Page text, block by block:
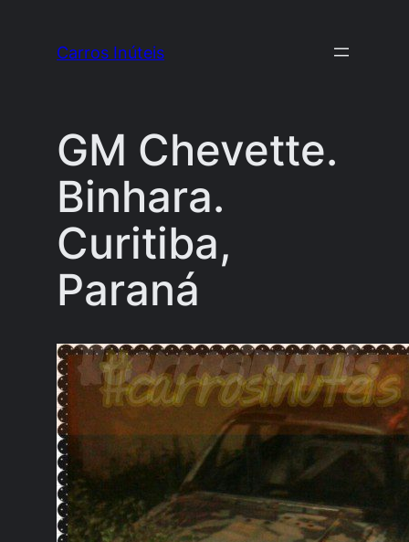
Carros Inúteis
GM Chevette.
Binhara.
Curitiba,
Paraná